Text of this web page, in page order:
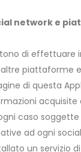
network e
di effettuare
piattaforme
di questa
acquisite
caso
ad ogni
un servizio